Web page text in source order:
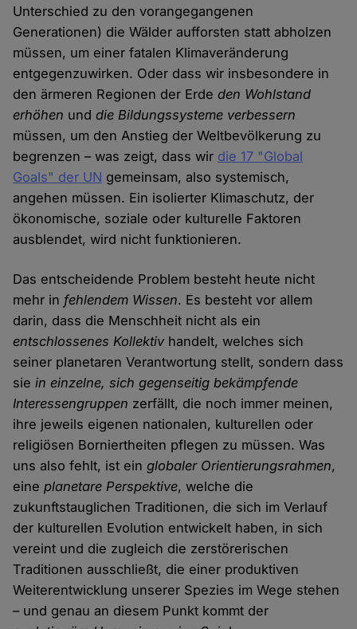
Unterschied zu den vorangegangenen
Generationen) die Wälder aufforsten statt abholzen
müssen, um einer fatalen Klimaveränderung
entgegenzuwirken. Oder dass wir insbesondere in
den ärmeren Regionen der Erdeden Wohlstand
erhöhen unddie Bildungssysteme verbessern
müssen, um den Anstieg der Weltbevölkerung zu
begrenzen – was zeigt, dass wir die 17 "Global
Goals" der UN gemeinsam, also systemisch,
angehen müssen. Ein isolierter Klimaschutz, der
ökonomische, soziale oder kulturelle Faktoren
ausblendet, wird nicht funktionieren.
Das entscheidende Problem besteht heute nicht
mehr in fehlendem Wissen. Es besteht vor allem
darin, dass die Menschheit nicht als ein
entschlossenes Kollektivhandelt, welches sich
seiner planetaren Verantwortung stellt, sondern dass
siein einzelne, sich gegenseitig bekämpfende
Interessengruppen zerfällt, die noch immer meinen,
ihre jeweils eigenen nationalen, kulturellen oder
religiösen Borniertheiten pflegen zu müssen. Was
uns also fehlt, ist einglobaler Orientierungsrahmen,
eineplanetare Perspektive, welche die
zukunftstauglichen Traditionen, die sich im Verlauf
der kulturellen Evolution entwickelt haben, in sich
vereint und die zugleich die zerstörerischen
Traditionen ausschließt, die einer produktiven
Weiterentwicklung unserer Spezies im Wege stehen
– und genau an diesem Punkt kommt der